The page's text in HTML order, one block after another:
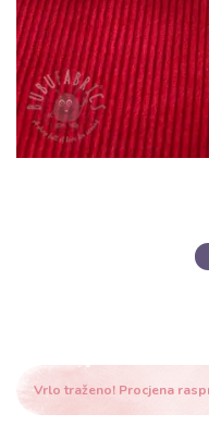
Vrlo traženo! Procjena